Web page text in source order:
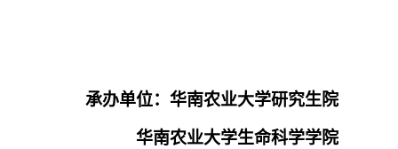
承办单位：华南农业大学研究生院
华南农业大学生命科学学院